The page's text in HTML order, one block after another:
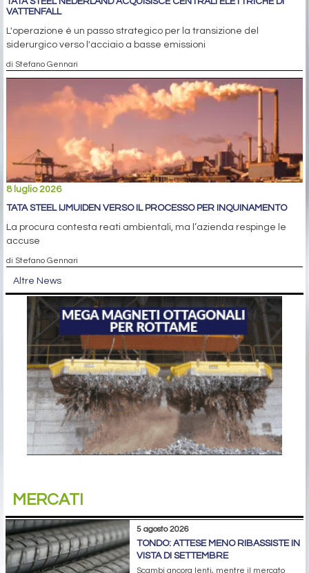
VATTENFALL
L'operazione è un passo strategico per la transizione del
siderurgico verso l'acciaio a basse emissioni
di Stefano Gennari
8 luglio 2026
TATA STEEL IJMUIDEN VERSO IL PROCESSO PER INQUINAMENTO
La procura contesta reati ambientali, ma l’azienda respinge le
accuse
di Stefano Gennari
Altre News
MERCATI
5 agosto 2026
TONDO: ATTESE MENO RIBASSISTE IN
VISTA DI SETTEMBRE
Scambi ancora lenti, mentre il mercato